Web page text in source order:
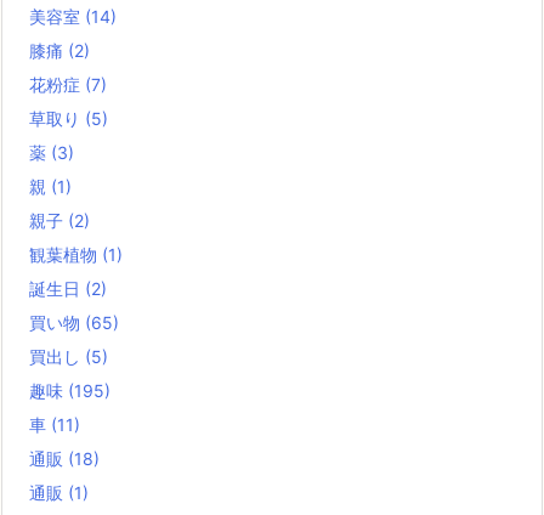
美容室 (14)
膝痛 (2)
花粉症 (7)
草取り (5)
薬 (3)
親 (1)
親子 (2)
観葉植物 (1)
誕生日 (2)
買い物 (65)
買出し (5)
趣味 (195)
車 (11)
通販 (18)
通販 (1)